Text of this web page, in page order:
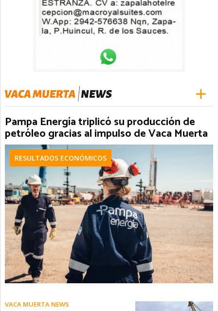
Pampa Energía triplicó su producción de
petróleo gracias al impulso de Vaca Muerta
RESULTADOS ECONÓMICOS
VACA MUERTA NEWS